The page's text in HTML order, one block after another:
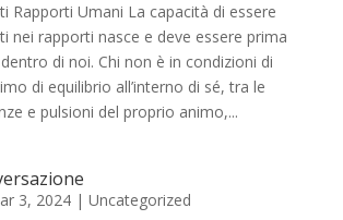
Rapporti Umani La capacità di essere
nei rapporti nasce e deve essere prima
di noi. Chi non è in condizioni di
di equilibrio all’interno di sé, tra le
e pulsioni del proprio animo,...
3, 2024| Uncategorized